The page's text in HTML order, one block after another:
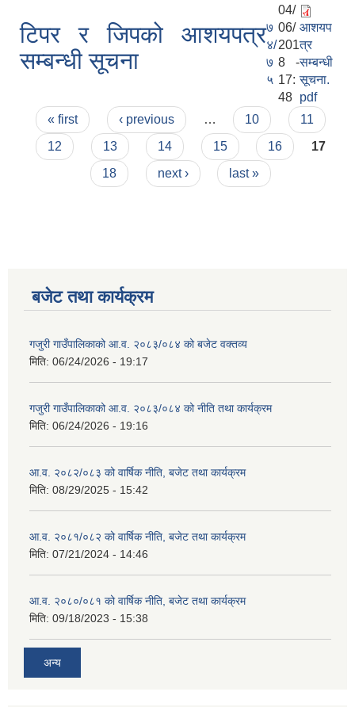
टिपर र जिपको आशयपत्र
सम्बन्धी सूचना
७
४/
७
५
04/
06/
201
8 -
17:
48
आशयप
त्र
सम्बन्धी
सूचना.
pdf
Pages
« first ‹ previous … 10
11
12
13 14 15 16
17
18
next › last »
बजेट तथा कार्यक्रम
गजुरी गाउँपालिकाको आ.व. २०८३/०८४ को बजेट वक्तव्य
मिति: 06/24/2026 - 19:17
गजुरी गाउँपालिकाको आ.व. २०८३/०८४ को नीति तथा कार्यक्रम
मिति: 06/24/2026 - 19:16
आ.व. २०८२/०८३ को वार्षिक नीति, बजेट तथा कार्यक्रम
मिति: 08/29/2025 - 15:42
आ.व. २०८१/०८२ को वार्षिक नीति, बजेट तथा कार्यक्रम
मिति: 07/21/2024 - 14:46
आ.व. २०८०/०८१ को वार्षिक नीति, बजेट तथा कार्यक्रम
मिति: 09/18/2023 - 15:38
अन्य